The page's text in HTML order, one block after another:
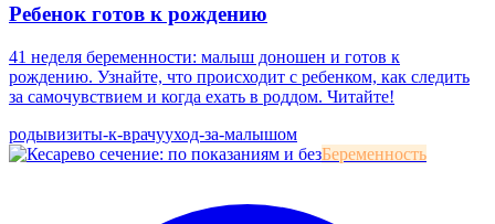
Ребенок готов к рождению
41 неделя беременности: малыш доношен и готов к
рождению. Узнайте, что происходит с ребенком, как следить
за самочувствием и когда ехать в роддом. Читайте!
родывизиты-к-врачууход-за-малышом
Беременность